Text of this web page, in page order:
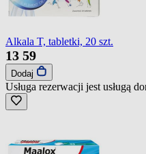
Alkala T, tabletki, 20 szt.
13 59
Dodaj
Usługa rezerwacji jest usługą